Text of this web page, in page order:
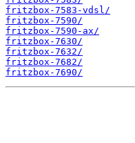
fritzbox-7583-vdsl/
fritzbox-7590/
fritzbox-7590-ax/
fritzbox-7630/
fritzbox-7632/
fritzbox-7682/
fritzbox-7690/